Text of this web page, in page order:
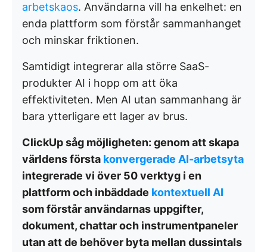
arbetskaos. Användarna vill ha enkelhet: en
enda plattform som förstår sammanhanget
och minskar friktionen.
Samtidigt integrerar alla större SaaS-
produkter AI i hopp om att öka
effektiviteten. Men AI utan sammanhang är
bara ytterligare ett lager av brus.
ClickUp såg möjligheten: genom att skapa
världens första konvergerade AI-arbetsyta
integrerade vi över 50 verktyg i en
plattform och inbäddade kontextuell AI
som förstår användarnas uppgifter,
dokument, chattar och instrumentpaneler
utan att de behöver byta mellan dussintals